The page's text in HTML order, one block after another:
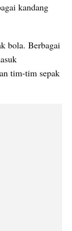
kandang
bola. Berbagai
tim-tim sepak